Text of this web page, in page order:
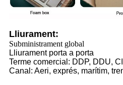
Lliurament:
Subministrament global
Lliurament porta a porta
Terme comercial: DDP, DDU,
Canal: Aeri, exprés, marítim,